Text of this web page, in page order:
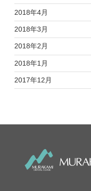
2018年4月
2018年3月
2018年2月
2018年1月
2017年12月